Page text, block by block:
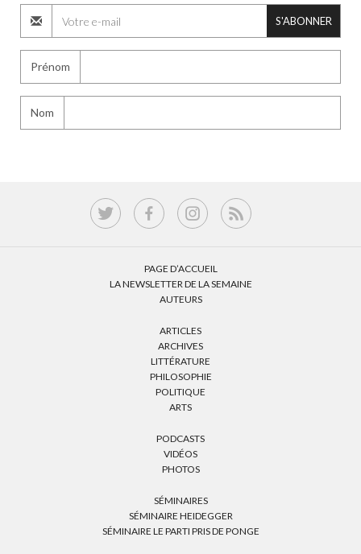
S'ABONNER
Prénom
Nom
PAGE D’ACCUEIL
LA NEWSLETTER DE LA SEMAINE
AUTEURS
ARTICLES
ARCHIVES
LITTÉRATURE
PHILOSOPHIE
POLITIQUE
ARTS
PODCASTS
VIDÉOS
PHOTOS
SÉMINAIRES
SÉMINAIRE HEIDEGGER
SÉMINAIRE LE PARTI PRIS DE PONGE